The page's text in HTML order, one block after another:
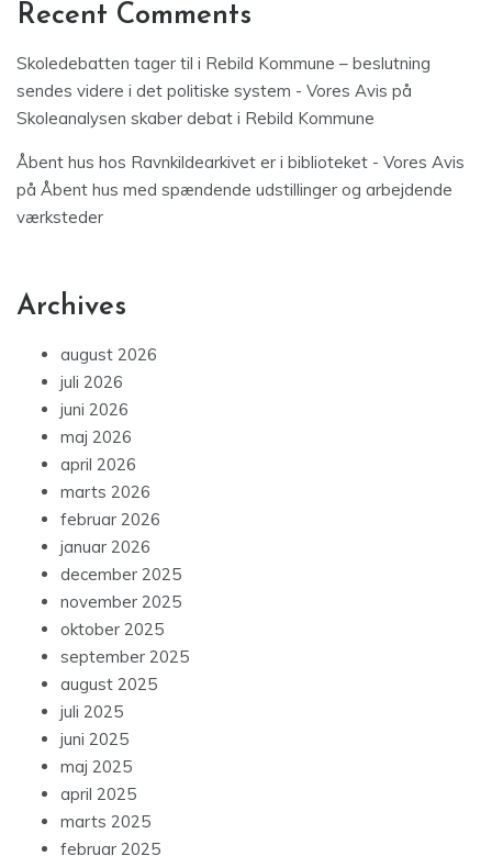
Recent Comments
Skoledebatten tager til i Rebild Kommune – beslutning
sendes videre i det politiske system - Vores Avis på
Skoleanalysen skaber debat i Rebild Kommune
Åbent hus hos Ravnkildearkivet er i biblioteket - Vores Avis
på Åbent hus med spændende udstillinger og arbejdende
værksteder
Archives
august 2026
juli 2026
juni 2026
maj 2026
april 2026
marts 2026
februar 2026
januar 2026
december 2025
november 2025
oktober 2025
september 2025
august 2025
juli 2025
juni 2025
maj 2025
april 2025
marts 2025
februar 2025